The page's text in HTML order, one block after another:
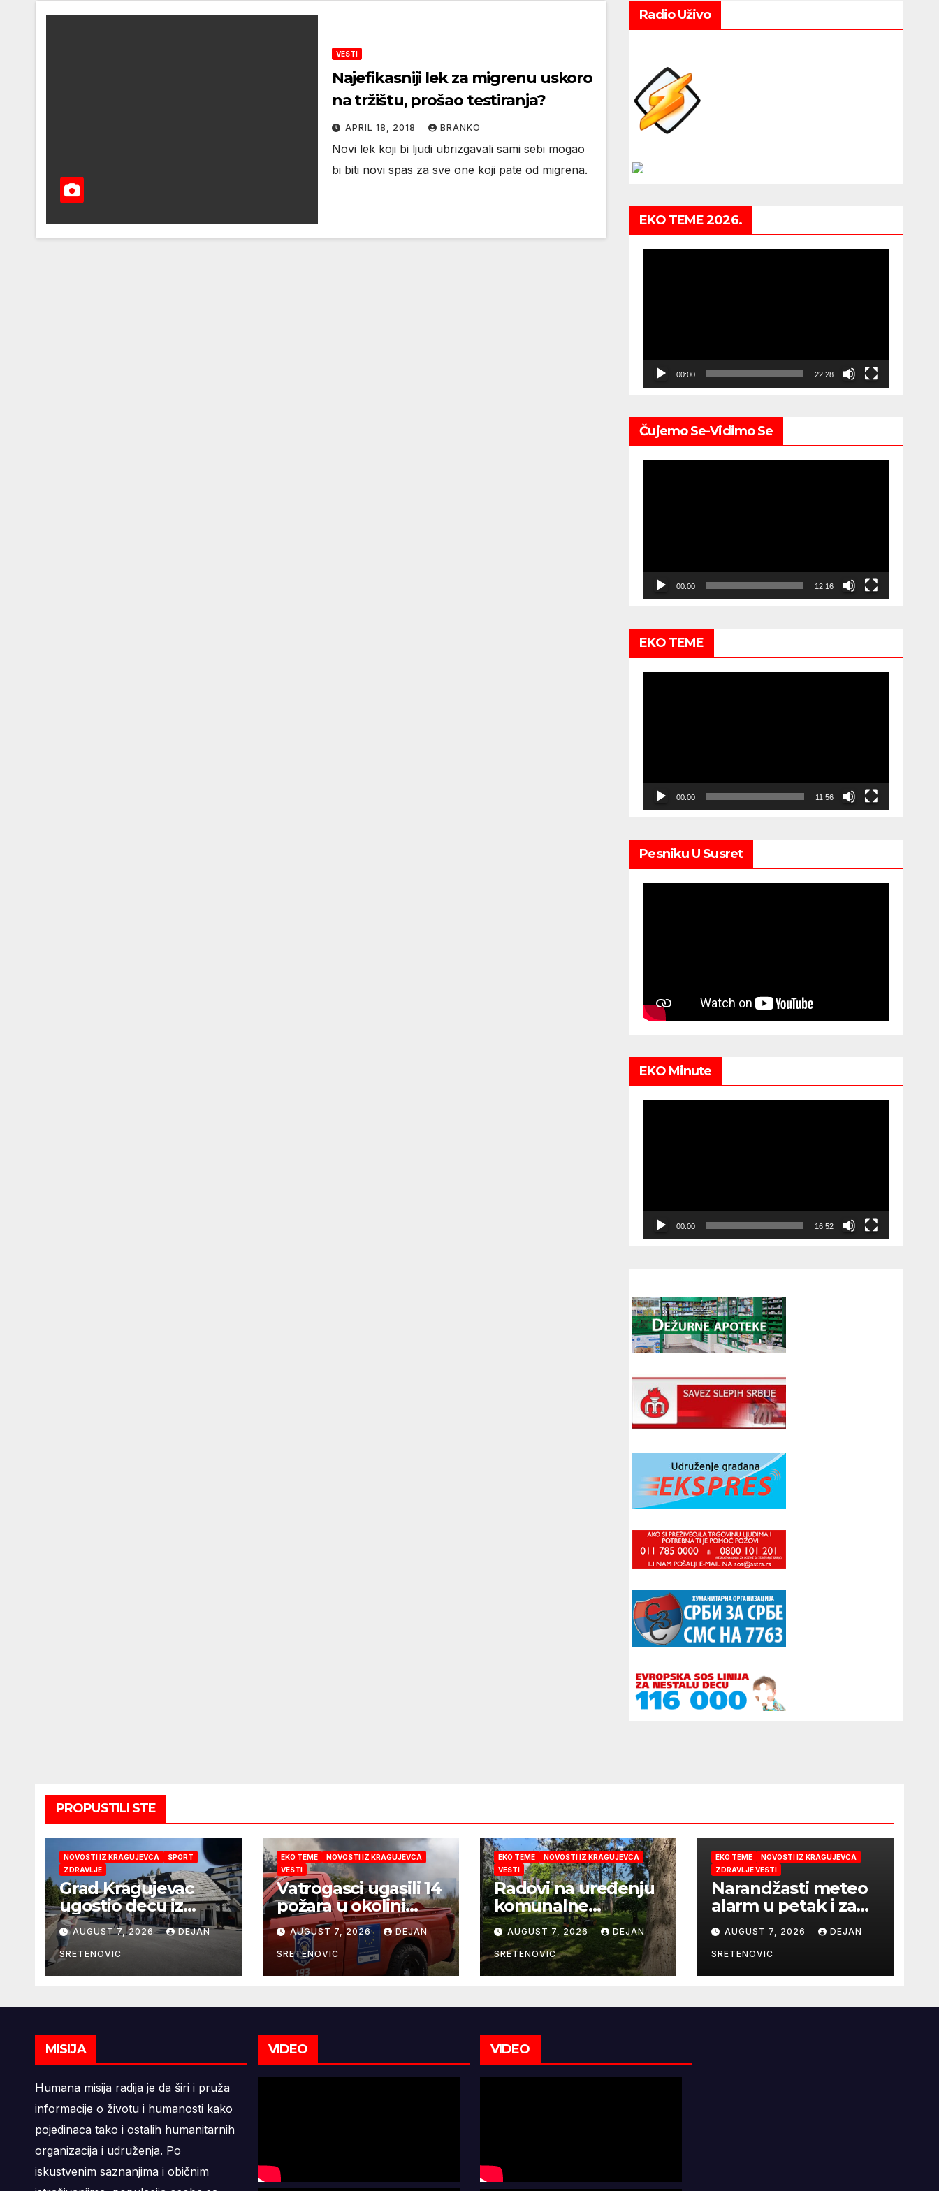
VESTI
Najefikasniji lek za migrenu uskoro
na tržištu, prošao testiranja?
APRIL 18, 2018 BRANKO
Novi lek koji bi ljudi ubrizgavali sami sebi mogao
bi biti novi spas za sve one koji pate od migrena.
Radio Uživo
EKO TEME 2026.
00:00 22:28
Čujemo Se-Vidimo Se
00:00 12:16
EKO TEME
00:00 11:56
Pesniku U Susret
EKO Minute
00:00 16:52
PROPUSTILI STE
NOVOSTI IZ KRAGUJEVCA
SPORT
ZDRAVLJE
Grad Kragujevac
ugostio decu iz
Zaporožja
AUGUST 7, 2026 DEJAN
SRETENOVIC
EKO TEME
NOVOSTI IZ KRAGUJEVCA
VESTI
Vatrogasci ugasili 14
požara u okolini
Kragujevca
AUGUST 7, 2026 DEJAN
SRETENOVIC
EKO TEME
NOVOSTI IZ KRAGUJEVCA
VESTI
Radovi na uređenju
komunalne
infrastrukture
AUGUST 7, 2026 DEJAN
SRETENOVIC
EKO TEME
NOVOSTI IZ KRAGUJEVCA
ZDRAVLJE VESTI
Narandžasti meteo
alarm u petak i za
dane vikenda: rizik
od nastanka i širenja
požara na
otvorenom i dalje
AUGUST 7, 2026 DEJAN
SRETENOVIC
MISIJA
Humana misija radija je da širi i pruža
informacije o životu i humanosti kako
pojedinaca tako i ostalih humanitarnih
organizacija i udruženja. Po
iskustvenim saznanjima i običnim
VIDEO VIDEO